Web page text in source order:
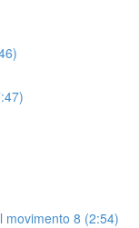
movimento 8 (2:54)